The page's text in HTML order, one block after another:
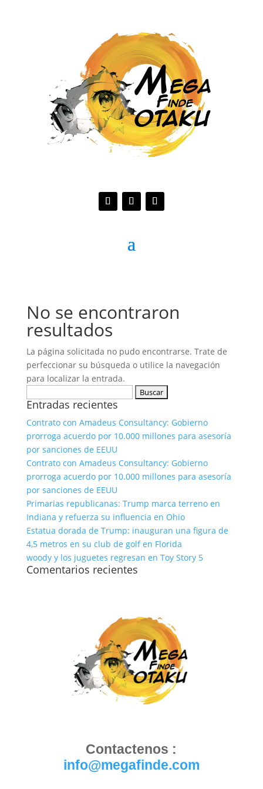
No se encontraron
resultados
La página solicitada no pudo encontrarse. Trate de
perfeccionar su búsqueda o utilice la navegación
para localizar la entrada.
Entradas recientes
Contrato con Amadeus Consultancy: Gobierno
prorroga acuerdo por 10.000 millones para asesoría
por sanciones de EEUU
Contrato con Amadeus Consultancy: Gobierno
prorroga acuerdo por 10.000 millones para asesoría
por sanciones de EEUU
Primarias republicanas: Trump marca terreno en
Indiana y refuerza su influencia en Ohio
Estatua dorada de Trump: inauguran una figura de
4,5 metros en su club de golf en Florida
woody y los juguetes regresan en Toy Story 5
Comentarios recientes
Contactenos :
info@megafinde.com